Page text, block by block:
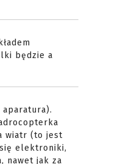
będzie a
aparatura).
wiatr (to jest
elektroniki,
nawet jak za